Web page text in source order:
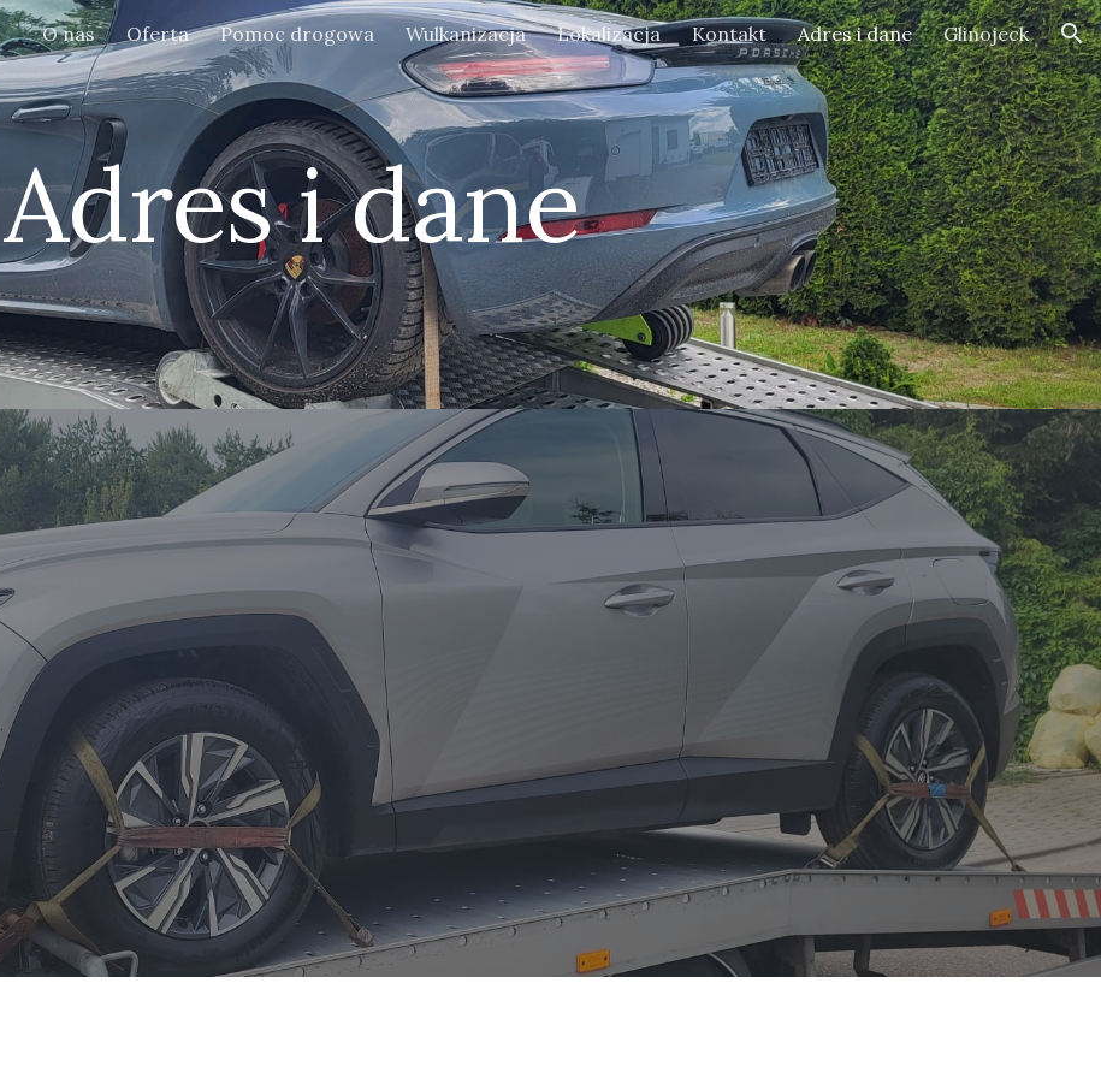
Skip to main content Skip to navigation
O nas Oferta Pomoc drogowa Wulkanizacja Lokalizacja Kontakt Adres i dane Glinojeck
Adres i dane